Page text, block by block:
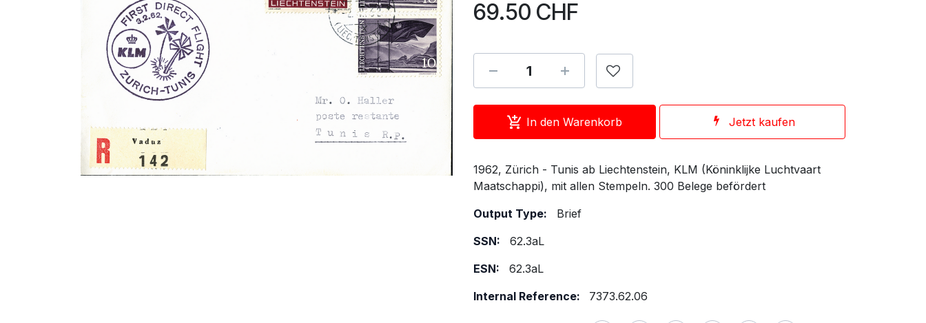
69.50 CHF
In den Warenkorb Jetzt kaufen
1962, Zürich - Tunis ab Liechtenstein, KLM (Köninklijke Luchtvaart
Maatschappi), mit allen Stempeln. 300 Belege befördert
Output Type:
Brief
SSN:
62.3aL
ESN:
62.3aL
Internal Reference:
7373.62.06